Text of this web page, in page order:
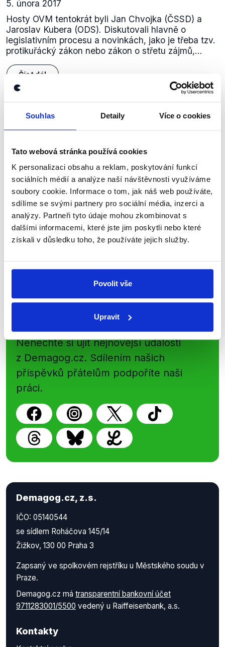
Souhlas Detaily Více o cookies
Tato webová stránka používá cookies
K personalizaci obsahu a reklam, poskytování funkcí
sociálních médií a analýze naší návštěvnosti využíváme
soubory cookie. Informace o tom, jak náš web používáte,
sdílíme se svými partnery pro sociální média, inzerci a
analýzy. Partneři tyto údaje mohou zkombinovat s
dalšími informacemi, které jste jim poskytli nebo které
získali v důsledku toho, že používáte jejich služby.
Povolit vše
Upravit
5. února 2017
Hosty OVM tentokrát byli Jan Chvojka (ČSSD) a
Jaroslav Kubera (ODS). Diskutovali hlavně o
legislativním procesu a novinkách, jako je třeba tzv.
protikuřácký zákon nebo zákon o střetu zájmů,...
Číst dál
Zůstaňme v kontaktu
Přihlaste se k odběru našeho
newsletteru nebo
whatsappového
kanálu, kde pravidelně přinášíme
shrnutí nejzajímavějších článků a analýz.
Začněte nás odebírat, a mějte tak
přehled o tom, jaké dezinformace a
nepravdy se zrovna v Česku šíří.
Nenechte si ujít nejnovější události
z Demagog.cz. Sdílením našich
příspěvků přátelům podpoříte naši
práci.
Demagog.cz, z.s.
IČO: 05140544
se sídlem Roháčova 145/14
Žižkov, 130 00 Praha 3
Zapsaný ve spolkovém rejstříku u Městského soudu v
Praze.
Demagog.cz má transparentní bankovní účet
9711283001/5500 vedený u Raiffeisenbank, a.s.
Kontakty